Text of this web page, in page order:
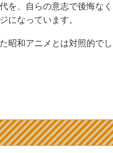
を、自らの意志で後悔なく
になっています。
昭和アニメとは対照的でし